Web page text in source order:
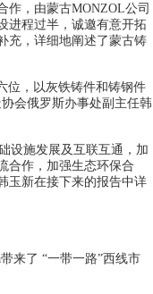
作，由蒙古MONZOL公司
进程过半，诚邀有意开拓
充，详细地阐述了蒙古铸
，以灰铁铸件和铸钢件
会俄罗斯办事处副主任韩
设施发展及互联互通，加
合作，加强生态环保合
玉新在接下来的报告中详
来了 “一带一路”西线市